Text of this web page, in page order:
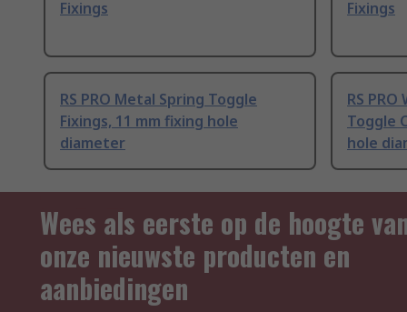
Fixings
Fixings
RS PRO Metal Spring Toggle
Fixings, 11 mm fixing hole
diameter
RS
Toggle
hole
Wees als eerste op de hoogte
onze nieuwste producten en
aanbiedingen